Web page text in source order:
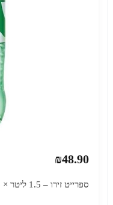
₪48.90
ספרייט זירו – 1.5 ליטר × 6 יחידות (מארז)